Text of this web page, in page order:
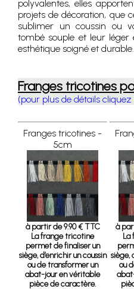
polyvalentes, elles
projets de décoration, que
sublimer un coussin ou
tombé souple et leur léger
esthétique soigné et durable.
Franges tricotines
(pour plus de détails cliquez
Franges tricotines -
5cm
à partir de 9.90 € TTC
La frange tricotine
permet de finaliser un
siège, d’enrichir un coussin
ou de transformer un
abat-jour en véritable
pièce de caractère.
à
La
siège,
ou